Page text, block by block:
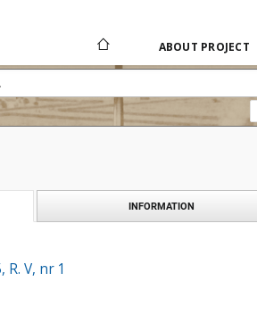
ABOUT PROJECT
INFORMATION
V, nr 1